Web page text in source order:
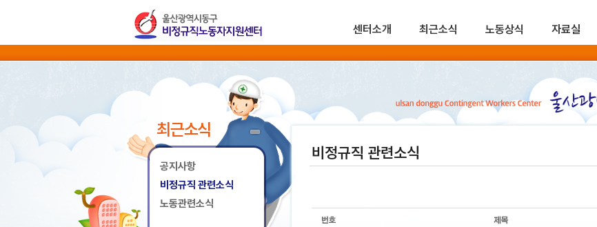
센터소개 최근소식 노동상식 자료실
최근소식
공지사항
비정규직 관련소식
노동관련소식
비정규직 관련소식